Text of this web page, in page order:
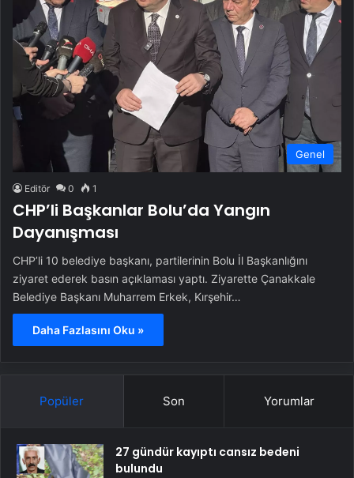
Genel
Editör 0 1
CHP’li Başkanlar Bolu’da Yangın
Dayanışması
CHP’li 10 belediye başkanı, partilerinin Bolu İl Başkanlığını
ziyaret ederek basın açıklaması yaptı. Ziyarette Çanakkale
Belediye Başkanı Muharrem Erkek, Kırşehir…
Daha Fazlasını Oku »
Popüler Son Yorumlar
27 gündür kayıptı cansız bedeni
bulundu